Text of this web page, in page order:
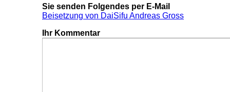
Sie senden Folgendes per E-Mail
Beisetzung von DaiSifu Andreas Gross
Ihr Kommentar